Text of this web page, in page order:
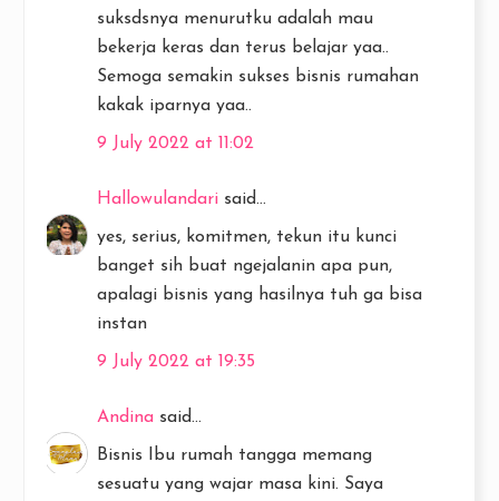
suksdsnya menurutku adalah mau
bekerja keras dan terus belajar yaa..
Semoga semakin sukses bisnis rumahan
kakak iparnya yaa..
9 July 2022 at 11:02
Hallowulandari said...
yes, serius, komitmen, tekun itu kunci
banget sih buat ngejalanin apa pun,
apalagi bisnis yang hasilnya tuh ga bisa
instan
9 July 2022 at 19:35
Andina said...
Bisnis Ibu rumah tangga memang
sesuatu yang wajar masa kini. Saya